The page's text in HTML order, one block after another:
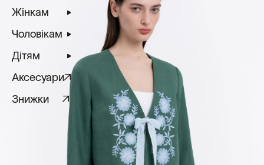
Жінкам
Чоловікам
Дітям
Аксесуари
Знижки